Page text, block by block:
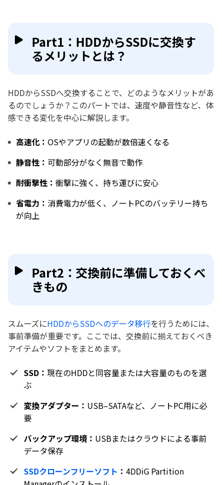
Part1：HDDからSSDに交換す
るメリットとは？
HDDからSSDへ交換することで、どのようなメリットがあ
るのでしょうか？このパートでは、速度や静音性など、体
感できる変化を中心に解説します。
高速化： OSやアプリの起動が数倍速くなる
静音性： 可動部分がなく無音で動作
耐衝撃性： 衝撃に強く、持ち運びに安心
省電力： 消費電力が低く、ノートPCのバッテリー持ち
が向上
Part2：交換前に準備しておくべ
きもの
スムーズにHDDからSSDへのデータ移行を行うためには、
事前準備が重要です。ここでは、交換前に揃えておくべき
アイテムやソフトをまとめます。
SSD： 現在のHDDと同容量または大容量のものを選
ぶ
変換アダプター： USB–SATAなど、ノートPC用に必
要
バックアップ環境： USBまたはクラウドによる事前
データ保存
SSDクローンフリーソフト ： 4DDiG Partition